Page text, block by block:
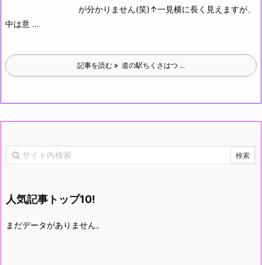
が分かりません(笑)↑一見横に長く見えますが、
中は意 ...
記事を読む 道の駅ちくさはつ ...
人気記事トップ10!
まだデータがありません。